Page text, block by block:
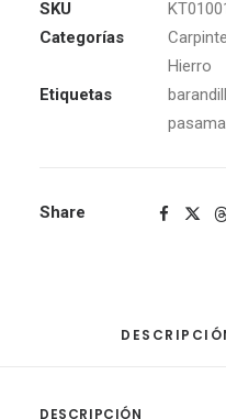
+
Embellecedor
SKU
Categorías
Hierro
Etiquetas
Share
DESCRIPCIÓN